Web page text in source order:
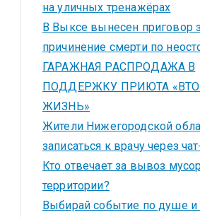
на уличных тренажёрах
В Выксе вынесен приговор
причинение смерти по
ГАРАЖНАЯ РАСПРОДАЖА В
ПОДДЕРЖКУ ПРИЮТА
ЖИЗНЬ»
Жители Нижегородской
записаться к врачу через
Кто отвечает за вывоз
территории?
Выбирай событие по душе и